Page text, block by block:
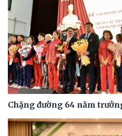
Chặng đường 64 năm